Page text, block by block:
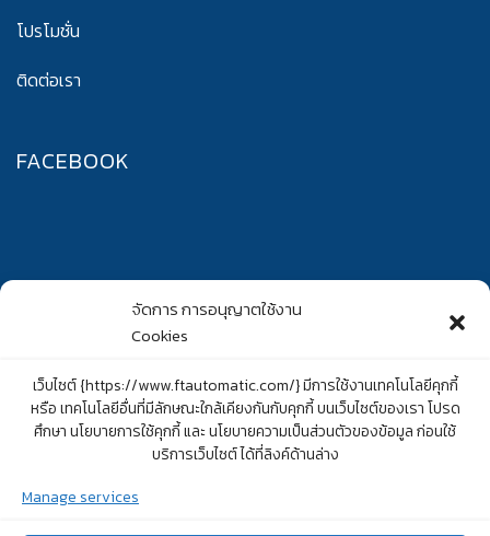
จัดการ การอนุญาตใช้งาน
Cookies
เว็บไซต์ {https://www.ftautomatic.com/} มีการใช้งานเทคโนโลยีคุกกี้
หรือ เทคโนโลยีอื่นที่มีลักษณะใกล้เคียงกันกับคุกกี้ บนเว็บไซต์ของเรา โปรด
ศึกษา นโยบายการใช้คุกกี้ และ นโยบายความเป็นส่วนตัวของข้อมูล ก่อนใช้
บริการเว็บไซต์ ได้ที่ลิงค์ด้านล่าง
Manage services
โปรโมชั่น
ติดต่อเรา
FACEBOOK